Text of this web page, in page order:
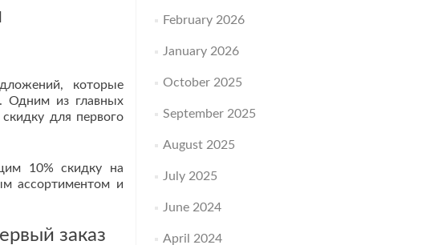
которые
Одним из главных
для первого
10% скидку на
ассортиментом и
заказ
February 2026
January 2026
October 2025
September 2025
August 2025
July 2025
June 2024
April 2024